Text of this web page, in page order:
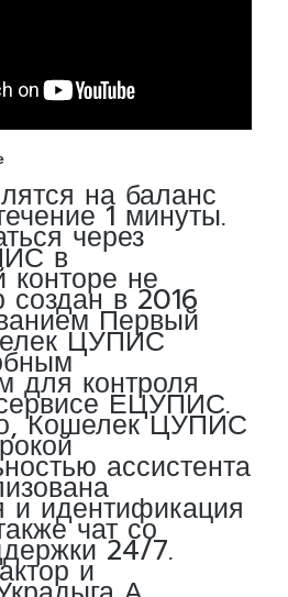
на баланс
1 минуты.
через
в
конторе не
в 2016
Первый
ЦУПИС
для контроля
ЕЦУПИС.
Кошелек ЦУПИС
ассистента
и идентификация
чат со
24/7.
и